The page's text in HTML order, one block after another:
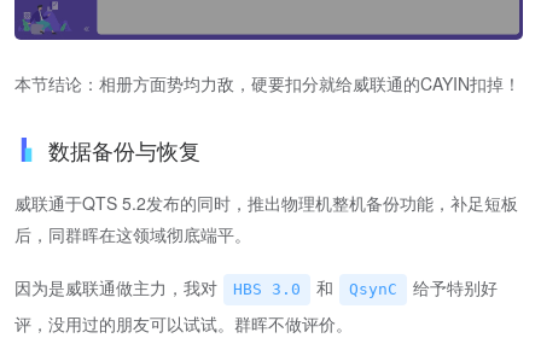
本节结论：相册方面势均力敌，硬要扣分就给威联通的CAYIN扣掉！
数据备份与恢复
威联通于QTS 5.2发布的同时，推出物理机整机备份功能，补足短板
后，同群晖在这领域彻底端平。
因为是威联通做主力，我对 HBS 3.0 和 QsynC
给予特别好
评，没用过的朋友可以试试。群晖不做评价。